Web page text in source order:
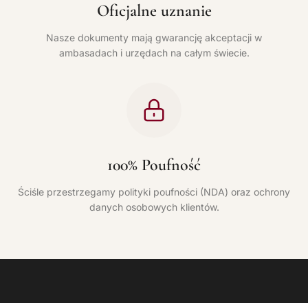
Oficjalne uznanie
Nasze dokumenty mają gwarancję akceptacji w
ambasadach i urzędach na całym świecie.
100% Poufność
Ściśle przestrzegamy polityki poufności (NDA) oraz ochrony
danych osobowych klientów.